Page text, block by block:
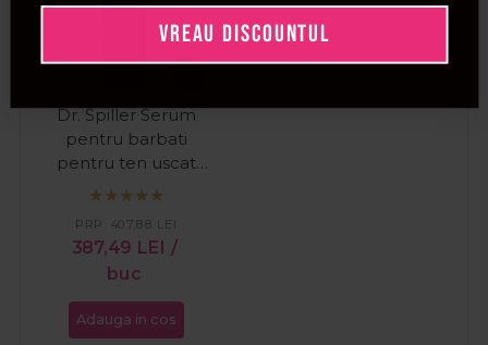
Dr. Spiller Serum
pentru barbati
pentru ten uscat
Vitamin Booster
387,49 LEI /
buc
PRP: 407,88 LEI
Adauga in cos
VREAU DISCOUNTUL